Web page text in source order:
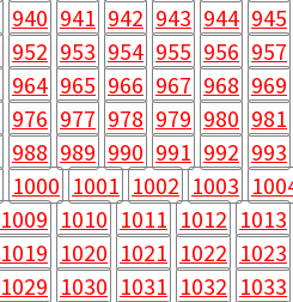
940 941 942 943 944 945
952 953 954 955 956 957
964 965 966 967 968 969
976 977 978 979 980 981
988 989 990 991 992 993
1000 1001 1002 1003
1009 1010 1011 1012 1013
1019 1020 1021 1022 1023
1029 1030 1031 1032 1033